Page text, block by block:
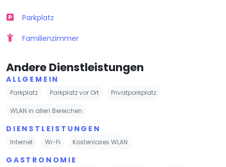
Parkplatz
Familienzimmer
Andere Dienstleistungen
ALLGEMEIN
Parkplatz Parkplatz vor Ort Privatparkplatz
WLAN in allen Bereichen
DIENSTLEISTUNGEN
Internet Wi-Fi Kostenloses WLAN
GASTRONOMIE